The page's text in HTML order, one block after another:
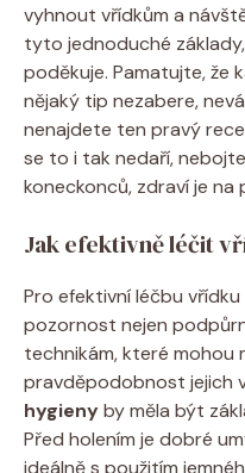
vyhnout vřídkům a
tyto jednoduché
poděkuje. Pamatujte, že
nějaký tip nezabere,
nenajdete ten pravý
se to i tak nedaří,
koneckonců, zdraví je na
Jak efektivně léčit
Pro efektivní léčbu
pozornost nejen
technikám, které mohou
pravděpodobnost jejich
hygienyby měla být
Před holením je dobré
ideálně s použitím